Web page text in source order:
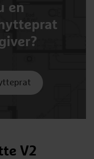
en
V2